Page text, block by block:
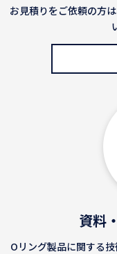
お見積りをご依頼の方
資料
Oリング製品に関する